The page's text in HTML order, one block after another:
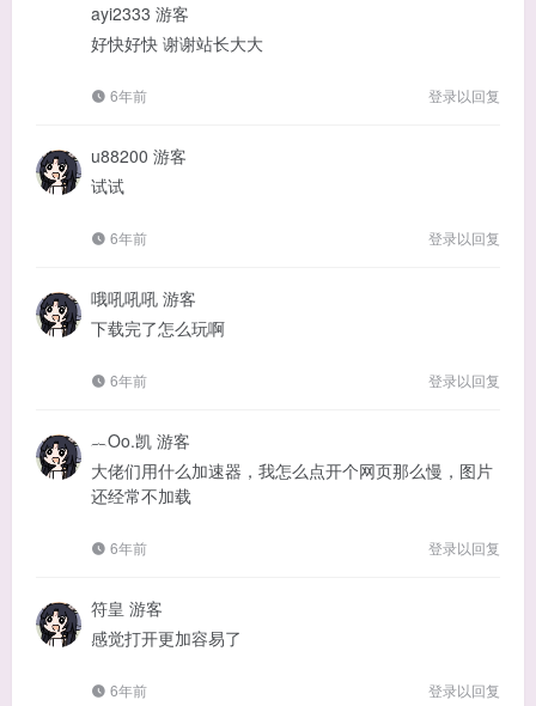
ayi2333 游客
好快好快 谢谢站长大大
6年前 登录以回复
u88200 游客
试试
6年前 登录以回复
哦吼吼吼 游客
下载完了怎么玩啊
6年前 登录以回复
︷Οo.凯 游客
大佬们用什么加速器，我怎么点开个网页那么慢，图片
还经常不加载
6年前 登录以回复
符皇 游客
感觉打开更加容易了
6年前 登录以回复